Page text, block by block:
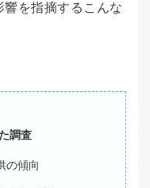
を指摘するこんな
調査
の傾向